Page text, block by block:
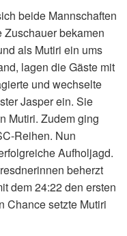
beide Mannschaften
bekamen
als Mutiri ein ums
lagen die Gäste mit
und wechselte
Jasper ein. Sie
Mutiri. Zudem ging
Reihen. Nun
Aufholjagd.
beherzt
dem 24:22 den ersten
Chance setzte Mutiri